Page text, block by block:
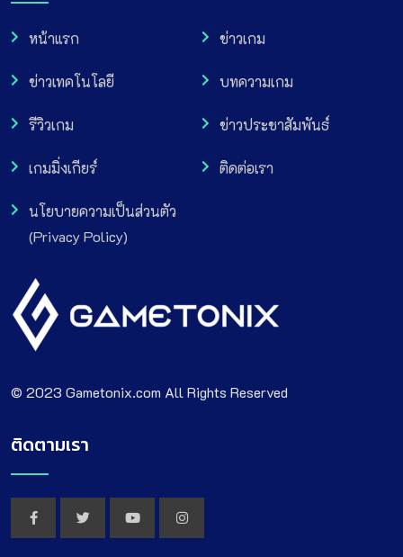
หน้าแรก ข่าวเกม
ข่าวเทคโนโลยี บทความเกม
รีวิวเกม ข่าวประชาสัมพันธ์
เกมมิ่งเกียร์ ติดต่อเรา
นโยบายความเป็นส่วนตัว
(Privacy Policy)
© 2023 Gametonix.com All Rights Reserved
ติดตามเรา